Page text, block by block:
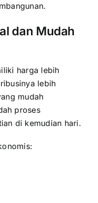
dan Mudah
harga lebih
lebih
mudah
proses
di kemudian hari.